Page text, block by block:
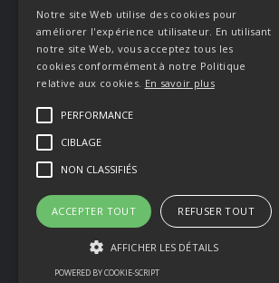
Le studio
Galerie
Blog
Mentions légales
CGV
Presse & Distinctions
Site réaliser par Arkilium et Kozé
Notre site Web utilise des cookies pour
améliorer l'expérience utilisateur. En utilisant
notre site Web, vous acceptez tous les
cookies conformément à notre Politique
relative aux cookies. En savoir plus
PERFORMANCE
CIBLAGE
NON CLASSIFIÉS
ACCEPTER TOUT REFUSER TOUT
AFFICHER LES DÉTAILS
POWERED BY COOKIE-SCRIPT